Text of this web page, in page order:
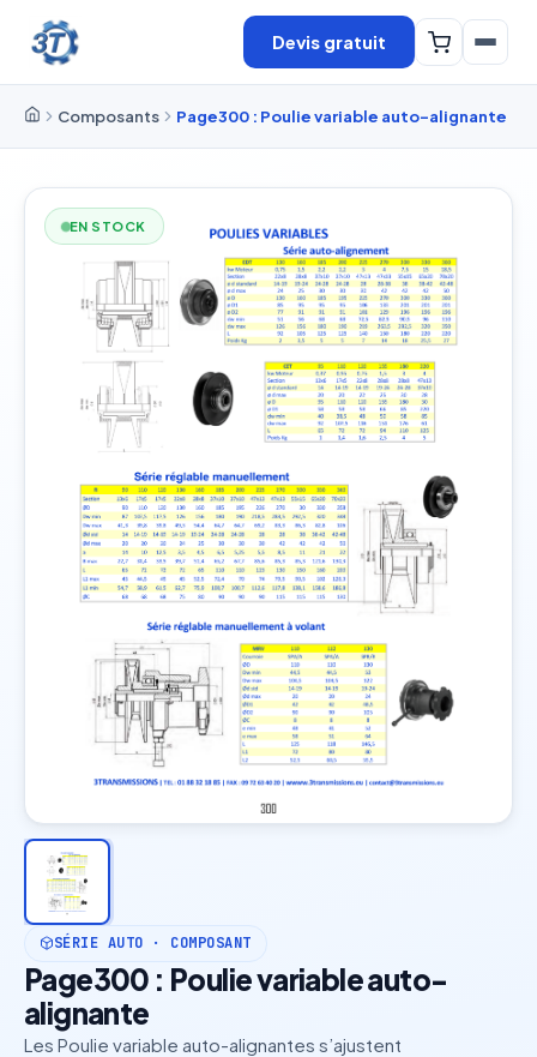
Devis gratuit
Composants Page300 : Poulie variable auto-alignante
EN STOCK
SÉRIE AUTO · COMPOSANT
Page300 : Poulie variable auto-
alignante
Les Poulie variable auto-alignantes s’ajustent